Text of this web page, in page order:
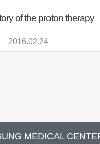
of the proton therapy
2016.02.24
MEDICAL